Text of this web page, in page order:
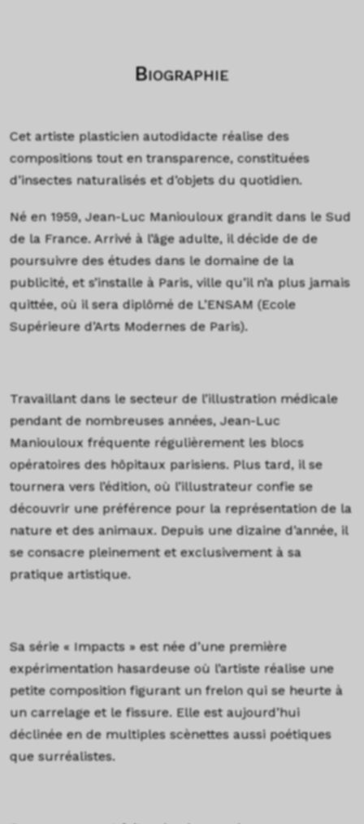
Biographie
Cet artiste plasticien autodidacte réalise des
compositions tout en transparence, constituées
d’insectes naturalisés et d’objets du quotidien.
Né en 1959, Jean-Luc Maniouloux grandit dans le Sud
de la France. Arrivé à l’âge adulte, il décide de de
poursuivre des études dans le domaine de la
publicité, et s’installe à Paris, ville qu’il n’a plus jamais
quittée, où il sera diplômé de L’ENSAM (Ecole
Supérieure d’Arts Modernes de Paris).
Travaillant dans le secteur de l’illustration médicale
pendant de nombreuses années, Jean-Luc
Maniouloux fréquente régulièrement les blocs
opératoires des hôpitaux parisiens. Plus tard, il se
tournera vers l’édition, où l’illustrateur confie se
découvrir une préférence pour la représentation de la
nature et des animaux. Depuis une dizaine d’année, il
se consacre pleinement et exclusivement à sa
pratique artistique.
Sa série « Impacts » est née d’une première
expérimentation hasardeuse où l’artiste réalise une
petite composition figurant un frelon qui se heurte à
un carrelage et le fissure. Elle est aujourd’hui
déclinée en de multiples scènettes aussi poétiques
que surréalistes.